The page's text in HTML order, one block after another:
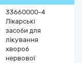
33660000-4
Лікарські
засоби для
лікування
хвороб
нервової